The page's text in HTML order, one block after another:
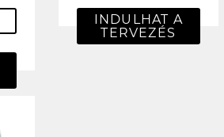
INDULHAT A
TERVEZÉS